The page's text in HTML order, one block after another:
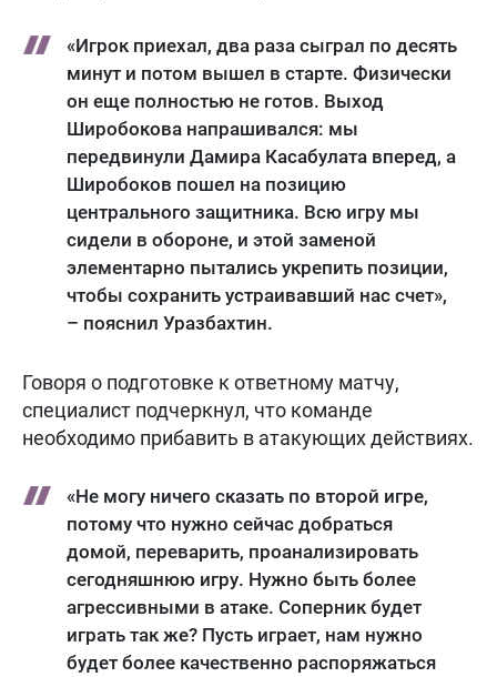
«Игрок приехал, два раза сыграл по десять
минут и потом вышел в старте. Физически
он еще полностью не готов. Выход
Широбокова напрашивался: мы
передвинули Дамира Касабулата вперед, а
Широбоков пошел на позицию
центрального защитника. Всю игру мы
сидели в обороне, и этой заменой
элементарно пытались укрепить позиции,
чтобы сохранить устраивавший нас счет»,
– пояснил Уразбахтин.
Говоря о подготовке к ответному матчу,
специалист подчеркнул, что команде
необходимо прибавить в атакующих действиях.
«Не могу ничего сказать по второй игре,
потому что нужно сейчас добраться
домой, переварить, проанализировать
сегодняшнюю игру. Нужно быть более
агрессивными в атаке. Соперник будет
играть так же? Пусть играет, нам нужно
будет более качественно распоряжаться